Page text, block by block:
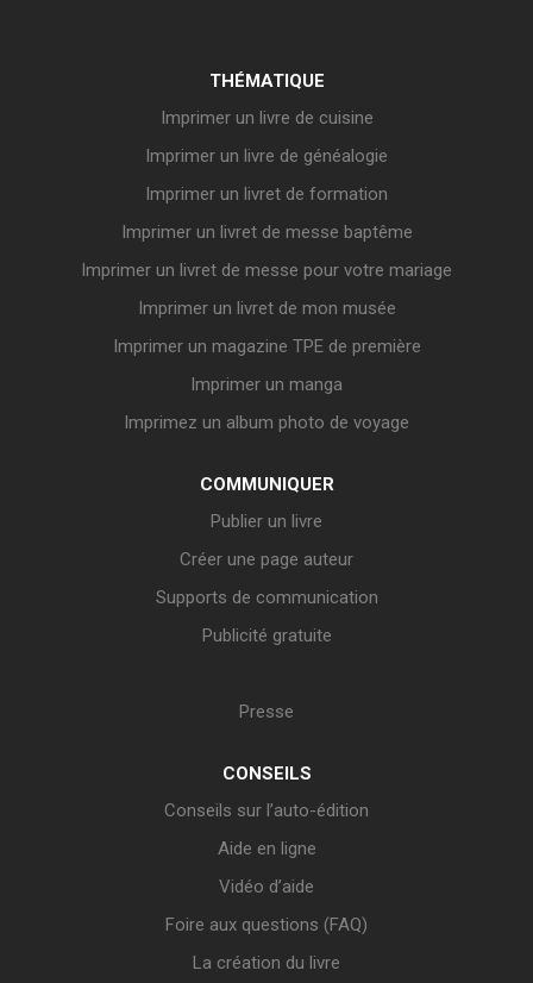
THÉMATIQUE
Imprimer un livre de cuisine
Imprimer un livre de généalogie
Imprimer un livret de formation
Imprimer un livret de messe baptême
Imprimer un livret de messe pour votre mariage
Imprimer un livret de mon musée
Imprimer un magazine TPE de première
Imprimer un manga
Imprimez un album photo de voyage
COMMUNIQUER
Publier un livre
Créer une page auteur
Supports de communication
Publicité gratuite
Presse
CONSEILS
Conseils sur l’auto-édition
Aide en ligne
Vidéo d’aide
Foire aux questions (FAQ)
La création du livre